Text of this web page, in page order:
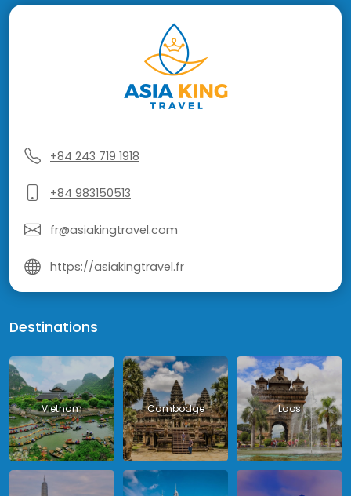
+84 243 719 1918
+84 983150513
fr@asiakingtravel.com
https://asiakingtravel.fr
Destinations
Vietnam Cambodge Laos